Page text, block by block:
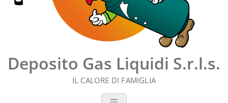
Deposito Gas Liquidi S.r.l.s.
IL CALORE DI FAMIGLIA